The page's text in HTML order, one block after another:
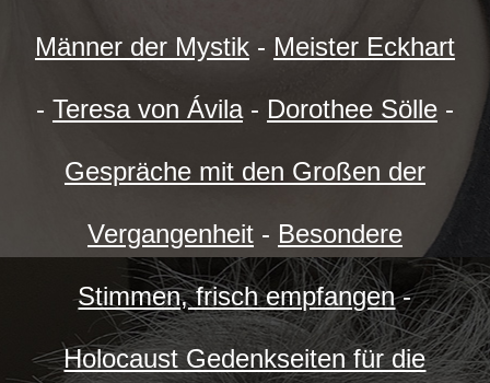
Männer der Mystik- Meister Eckhart
- Teresa von Ávila- Dorothee Sölle-
Gespräche mit den Großen der
Vergangenheit- Besondere
Stimmen, frisch empfangen-
Holocaust Gedenkseiten für die